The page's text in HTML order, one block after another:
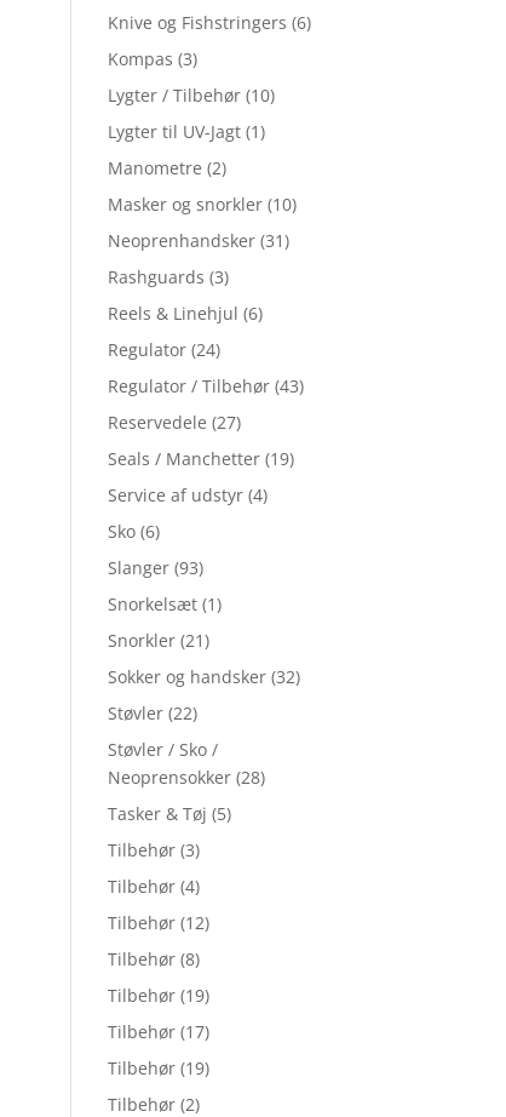
Knive og Fishstringers (6)
Kompas (3)
Lygter / Tilbehør (10)
Lygter til UV-Jagt (1)
Manometre (2)
Masker og snorkler (10)
Neoprenhandsker (31)
Rashguards (3)
Reels & Linehjul (6)
Regulator (24)
Regulator / Tilbehør (43)
Reservedele (27)
Seals / Manchetter (19)
Service af udstyr (4)
Sko (6)
Slanger (93)
Snorkelsæt (1)
Snorkler (21)
Sokker og handsker (32)
Støvler (22)
Støvler / Sko /
Neoprensokker (28)
Tasker & Tøj (5)
Tilbehør (3)
Tilbehør (4)
Tilbehør (12)
Tilbehør (8)
Tilbehør (19)
Tilbehør (17)
Tilbehør (19)
Tilbehør (2)